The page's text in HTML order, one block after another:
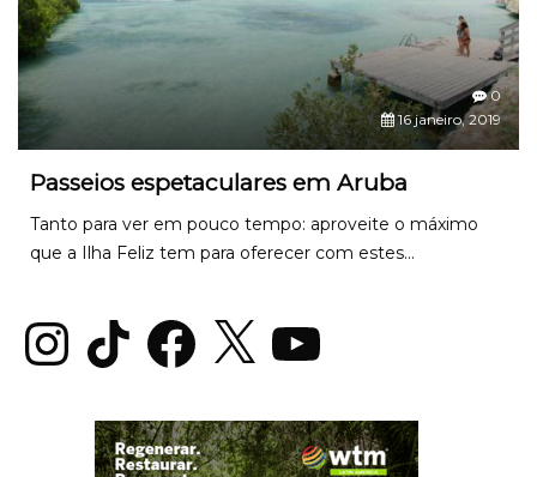
0
16 janeiro, 2019
Passeios espetaculares em Aruba
Tanto para ver em pouco tempo: aproveite o máximo
que a Ilha Feliz tem para oferecer com estes...
InstagramTikTok Facebook
X YouTube